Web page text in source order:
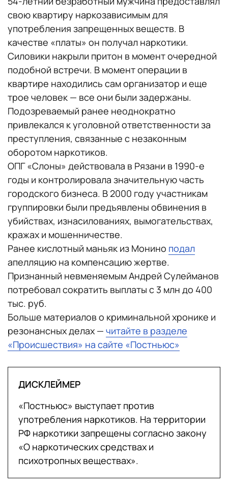
свою квартиру наркозависимым для
употребления запрещенных веществ. В
качестве «платы» он получал наркотики.
Силовики накрыли притон в момент очередной
подобной встречи. В момент операции в
квартире находились сам организатор и еще
трое человек — все они были задержаны.
Подозреваемый ранее неоднократно
привлекался к уголовной ответственности за
преступления, связанные с незаконным
оборотом наркотиков.
ОПГ «Слоны» действовала в Рязани в 1990-е
годы и контролировала значительную часть
городского бизнеса. В 2000 году участникам
группировки были предъявлены обвинения в
убийствах, изнасилованиях, вымогательствах,
кражах и мошенничестве.
Ранее кислотный маньяк из Монино подал
апелляцию на компенсацию жертве.
Признанный невменяемым Андрей Сулейманов
потребовал сократить выплаты с 3 млн до 400
тыс. руб.
Больше материалов о криминальной хронике и
резонансных делах — читайте в разделе
«Происшествия» на сайте «Постньюс»
ДИСКЛЕЙМЕР
«Постньюс» выступает против
употребления наркотиков. На территории
РФ наркотики запрещены согласно закону
«О наркотических средствах и
психотропных веществах».